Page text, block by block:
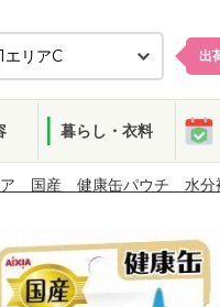
出
暮らし・衣料
シア 国産 健康缶パウチ 水